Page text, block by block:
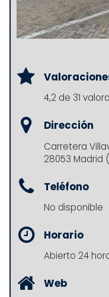
4,2 de 31
Dirección
Carretera
28053 Madrid
Teléfono
No disponible
Horario
Abierto 24
Web